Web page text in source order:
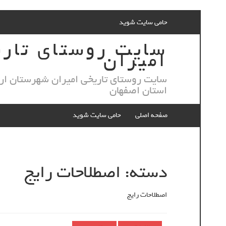
content
حامی سایت شوید
سایت روستای
امیران
سایت روستای تاریخی امیران شهرستان
استان اصفهان
صفحه اصلی حامی سایت شوید
دسته: اصطلاحات رایج
اصطلاحات رایج